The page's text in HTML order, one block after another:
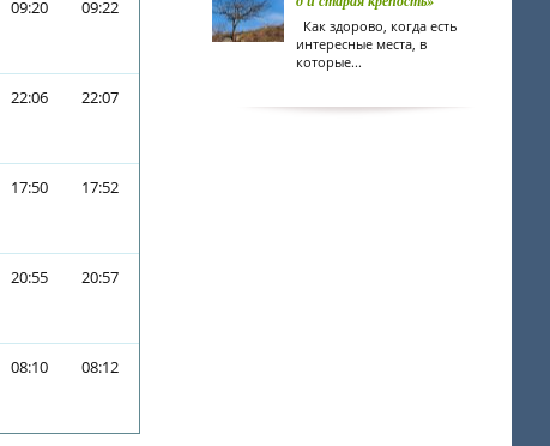
09:20 09:22
22:06 22:07
17:50 17:52
20:55 20:57
08:10 08:12
Как здорово, когда есть
интересные места, в
которые...